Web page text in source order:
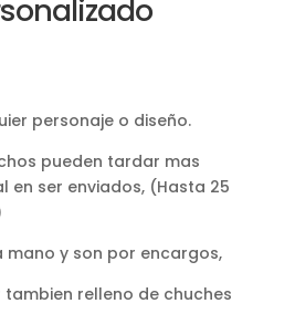
personaje o diseño.
pueden tardar mas
en ser enviados, (Hasta 25
mano y son por encargos,
tambien relleno de chuches